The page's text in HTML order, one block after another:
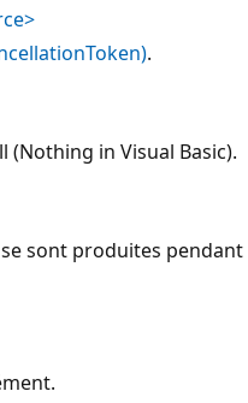
.
(Nothing in Visual Basic).
sont produites pendant